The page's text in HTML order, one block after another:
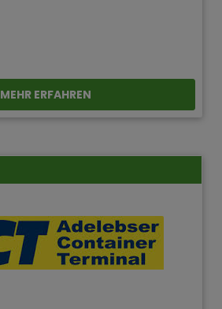
MEHR ERFAHREN